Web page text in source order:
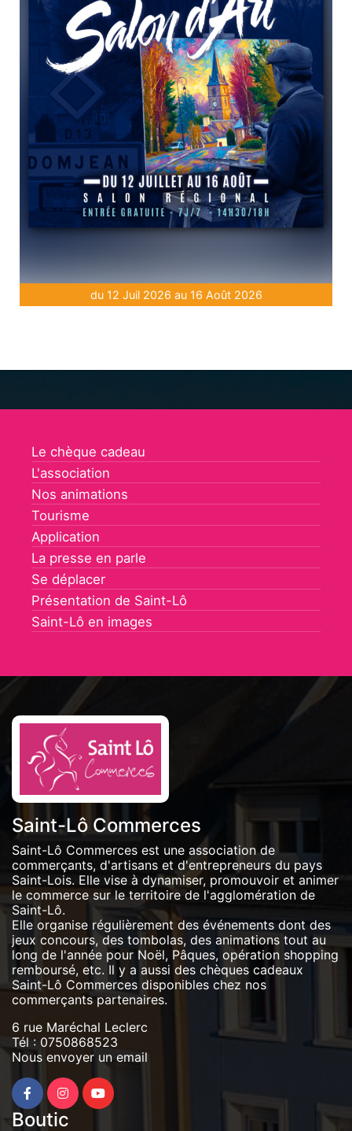
du 12 Juil 2026 au 16 Août 2026
Le chèque cadeau
L'association
Nos animations
Tourisme
Application
La presse en parle
Se déplacer
Présentation de Saint-Lô
Saint-Lô en images
Saint-Lô Commerces
Saint-Lô Commerces est une association de
commerçants, d'artisans et d'entrepreneurs du pays
Saint-Lois. Elle vise à dynamiser, promouvoir et animer
le commerce sur le territoire de l'agglomération de
Saint-Lô.
Elle organise régulièrement des événements dont des
jeux concours, des tombolas, des animations tout au
long de l'année pour Noël, Pâques, opération shopping
remboursé, etc. Il y a aussi des chèques cadeaux
Saint-Lô Commerces disponibles chez nos
commerçants partenaires.
6 rue Maréchal Leclerc
Tél : 0750868523
Nous envoyer un email
Boutic